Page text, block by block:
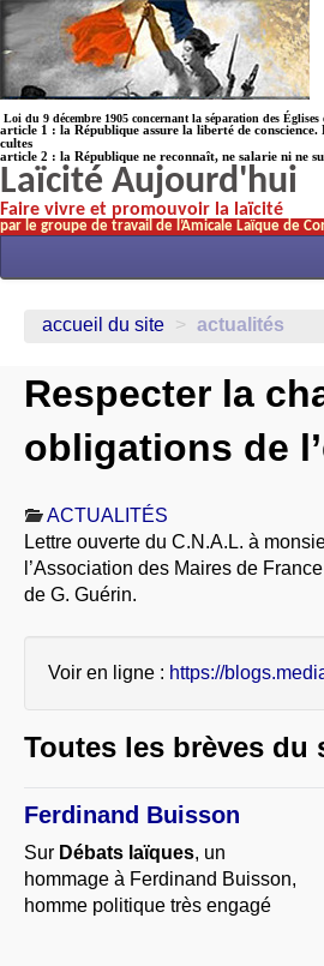
Loi du 9 décembre 1905 concernant la séparation des Églises
article 1 : la République assure la liberté de
cultes
article 2 : la République ne reconnaît, ne salarie ni ne
Laïcité Aujourd'hui
Faire vivre et promouvoir la laïcité
par le groupe de travail de l’Amicale Laïque de
NOS TRAVAUX
HISTOIRE(s)
LAICITHÈQUE
À PROPOS
LIBRES OPINIONS
accueil du site > actualités
Respecter la
obligations de
ACTUALITÉS
Lettre ouverte du C.N.A.L. à
l’Association des Maires de
de G. Guérin.
Voir en ligne : https://
Toutes les brèves du
Ferdinand Buisson
Sur Débats laïques, un
hommage à Ferdinand Buisson,
homme politique très engagé